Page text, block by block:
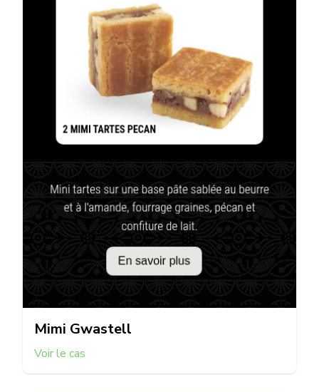
Mimi Gwastell
Voir le cas